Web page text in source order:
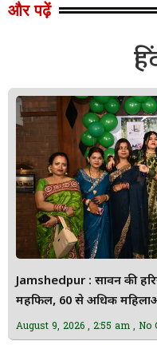
और पढ़ें
Jamshedpur : सावन की
महफिल, 60 से अधिक
August 9, 2026 2:55 am No